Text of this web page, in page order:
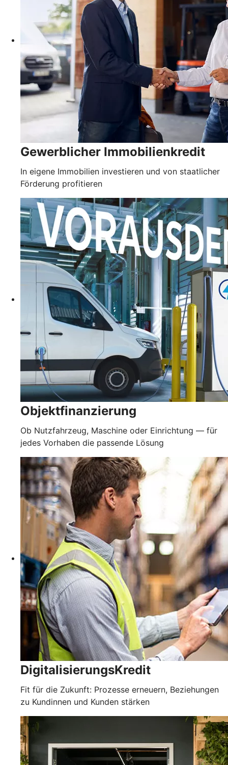
Gewerblicher Immobilienkredit
In eigene Immobilien investieren und von staatlicher
Förderung profitieren
Objektfinanzierung
Ob Nutzfahrzeug, Maschine oder Einrichtung — für
jedes Vorhaben die passende Lösung
DigitalisierungsKredit
Fit für die Zukunft: Prozesse erneuern, Beziehungen
zu Kundinnen und Kunden stärken